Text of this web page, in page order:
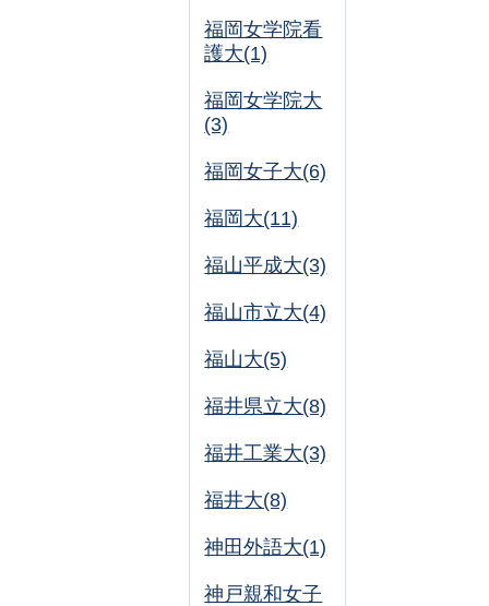
福岡女学院看
護大(1)
福岡女学院大
(3)
福岡女子大(6)
福岡大(11)
福山平成大(3)
福山市立大(4)
福山大(5)
福井県立大(8)
福井工業大(3)
福井大(8)
神田外語大(1)
神戸親和女子